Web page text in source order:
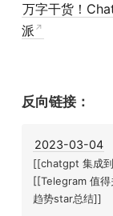
万字干货！
派
反向链接：
2023-03-04
[[chatgpt 集成
[[Telegram 值
趋势star总结]]